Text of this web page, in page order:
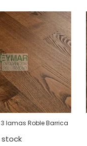
lamas Roble Barrica
stock